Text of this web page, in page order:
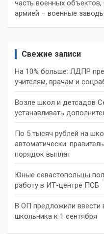
часть военных
армией – военные
Свежие записи
На 10% больше: ЛДПР
учителям, врачам и
Возле школ и детсадов
устанавливать
По 5 тысяч рублей на
автоматически:
порядок выплат
Юные севастопольцы
работу в ИТ-центре ПСБ
В ОП предложили ввести
школьника к 1 сентября